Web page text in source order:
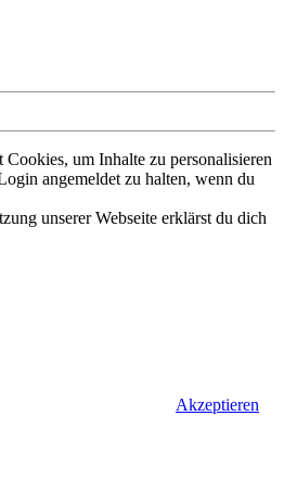
Cookies, um Inhalte zu personalisieren
angemeldet zu halten, wenn du
unserer Webseite erklärst du dich
Akzeptieren